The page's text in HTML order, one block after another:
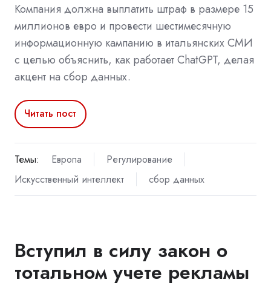
Компания должна выплатить штраф в размере 15
миллионов евро и провести шестимесячную
информационную кампанию в итальянских СМИ
с целью объяснить, как работает ChatGPT, делая
акцент на сбор данных.
Читать пост
Темы: Европа
Регулирование
Искусственный интеллект
сбор данных
Вступил в силу закон о
тотальном учете рекламы